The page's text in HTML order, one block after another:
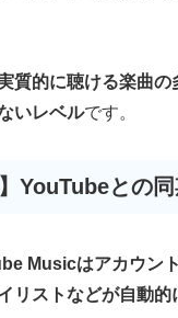
質的に聴ける楽曲の
いレベルです。
YouTubeとの同
Musicはアカウン
リストなどが自動的